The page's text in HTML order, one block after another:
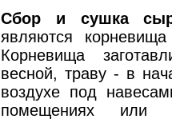
Сбор и сушка
являются
Корневища
весной, траву - в
воздухе под
помещениях или